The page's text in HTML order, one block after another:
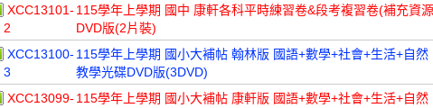
XCC13101-
2
115學年上學期 國中 康軒各科平時練習卷&段考複習卷(補充資
DVD版(2片裝)
XCC13100-
3
115學年上學期 國小大補帖 翰林版 國語+數學+社會+生活+自然
教學光碟DVD版(3DVD)
XCC13099- 115學年上學期 國小大補帖 康軒版 國語+數學+社會+生活+自然